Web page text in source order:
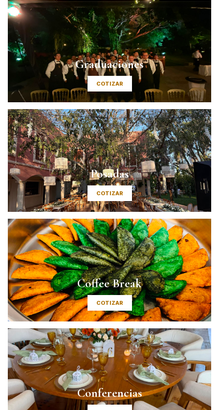
Graduaciones
COTIZAR
Posadas
COTIZAR
Coffee Break
COTIZAR
Conferencias